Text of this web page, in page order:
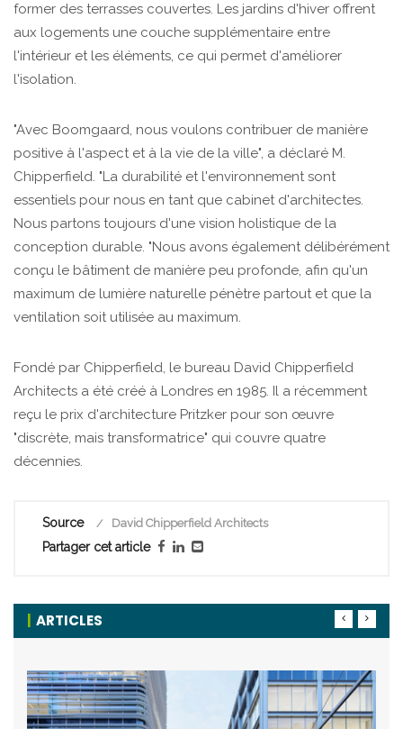
former des terrasses couvertes. Les jardins d'hiver offrent
aux logements une couche supplémentaire entre
l'intérieur et les éléments, ce qui permet d'améliorer
l'isolation.
"Avec Boomgaard, nous voulons contribuer de manière
positive à l'aspect et à la vie de la ville", a déclaré M.
Chipperfield. "La durabilité et l'environnement sont
essentiels pour nous en tant que cabinet d'architectes.
Nous partons toujours d'une vision holistique de la
conception durable. "Nous avons également délibérément
conçu le bâtiment de manière peu profonde, afin qu'un
maximum de lumière naturelle pénètre partout et que la
ventilation soit utilisée au maximum.
Fondé par Chipperfield, le bureau David Chipperfield
Architects a été créé à Londres en 1985. Il a récemment
reçu le prix d'architecture Pritzker pour son œuvre
"discrète, mais transformatrice" qui couvre quatre
décennies.
Source David Chipperfield Architects
Partager cet article
ARTICLES